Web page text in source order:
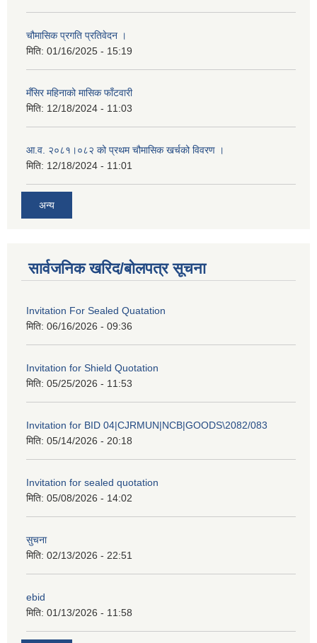
चौमासिक प्रगति प्रतिवेदन ।
मिति: 01/16/2025 - 15:19
मँसिर महिनाको मासिक फाँटवारी
मिति: 12/18/2024 - 11:03
आ.व. २०८१।०८२ को प्रथम चौमासिक खर्चको विवरण ।
मिति: 12/18/2024 - 11:01
अन्य
सार्वजनिक खरिद/बोलपत्र सूचना
Invitation For Sealed Quatation
मिति: 06/16/2026 - 09:36
Invitation for Shield Quotation
मिति: 05/25/2026 - 11:53
Invitation for BID 04|CJRMUN|NCB|GOODS\2082/083
मिति: 05/14/2026 - 20:18
Invitation for sealed quotation
मिति: 05/08/2026 - 14:02
सुचना
मिति: 02/13/2026 - 22:51
ebid
मिति: 01/13/2026 - 11:58